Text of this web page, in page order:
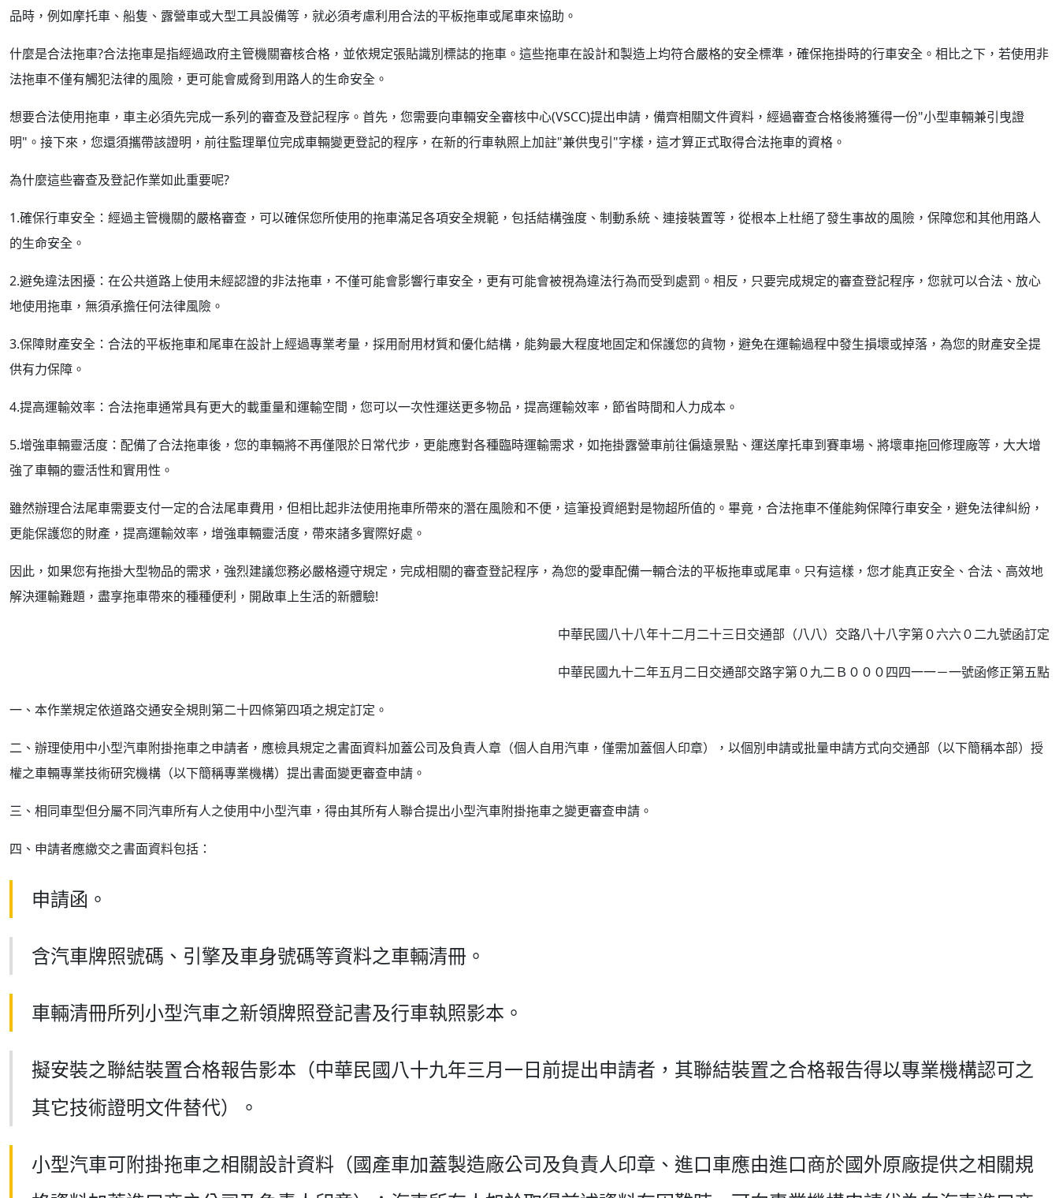
品時，例如摩托車、船隻、露營車或大型工具設備等，就必須考慮利用合法的平板拖車或尾車來協助。
什麼是合法拖車?合法拖車是指經過政府主管機關審核合格，並依規定張貼識別標誌的拖車。這些拖車在設計和製造上均符合嚴格的安全標準，確保拖掛時的行車安全。相比之下，若使用非
法拖車不僅有觸犯法律的風險，更可能會威脅到用路人的生命安全。
想要合法使用拖車，車主必須先完成一系列的審查及登記程序。首先，您需要向車輛安全審核中心(VSCC)提出申請，備齊相關文件資料，經過審查合格後將獲得一份"小型車輛兼引曳證
明"。接下來，您還須攜帶該證明，前往監理單位完成車輛變更登記的程序，在新的行車執照上加註"兼供曳引"字樣，這才算正式取得合法拖車的資格。
為什麼這些審查及登記作業如此重要呢?
1.確保行車安全：經過主管機關的嚴格審查，可以確保您所使用的拖車滿足各項安全規範，包括結構強度、制動系統、連接裝置等，從根本上杜絕了發生事故的風險，保障您和其他用路人
的生命安全。
2.避免違法困擾：在公共道路上使用未經認證的非法拖車，不僅可能會影響行車安全，更有可能會被視為違法行為而受到處罰。相反，只要完成規定的審查登記程序，您就可以合法、放心
地使用拖車，無須承擔任何法律風險。
3.保障財產安全：合法的平板拖車和尾車在設計上經過專業考量，採用耐用材質和優化結構，能夠最大程度地固定和保護您的貨物，避免在運輸過程中發生損壞或掉落，為您的財產安全提
供有力保障。
4.提高運輸效率：合法拖車通常具有更大的載重量和運輸空間，您可以一次性運送更多物品，提高運輸效率，節省時間和人力成本。
5.增強車輛靈活度：配備了合法拖車後，您的車輛將不再僅限於日常代步，更能應對各種臨時運輸需求，如拖掛露營車前往偏遠景點、運送摩托車到賽車場、將壞車拖回修理廠等，大大增
強了車輛的靈活性和實用性。
雖然辦理合法尾車需要支付一定的合法尾車費用，但相比起非法使用拖車所帶來的潛在風險和不便，這筆投資絕對是物超所值的。畢竟，合法拖車不僅能夠保障行車安全，避免法律糾紛，
更能保護您的財產，提高運輸效率，增強車輛靈活度，帶來諸多實際好處。
因此，如果您有拖掛大型物品的需求，強烈建議您務必嚴格遵守規定，完成相關的審查登記程序，為您的愛車配備一輛合法的平板拖車或尾車。只有這樣，您才能真正安全、合法、高效地
解決運輸難題，盡享拖車帶來的種種便利，開啟車上生活的新體驗!
中華民國八十八年十二月二十三日交通部（八八）交路八十八字第０六六０二九號函訂定
中華民國九十二年五月二日交通部交路字第０九二Ｂ０００四四一一－一號函修正第五點
一、本作業規定依道路交通安全規則第二十四條第四項之規定訂定。
二、辦理使用中小型汽車附掛拖車之申請者，應檢具規定之書面資料加蓋公司及負責人章（個人自用汽車，僅需加蓋個人印章），以個別申請或批量申請方式向交通部（以下簡稱本部）授
權之車輛專業技術研究機構（以下簡稱專業機構）提出書面變更審查申請。
三、相同車型但分屬不同汽車所有人之使用中小型汽車，得由其所有人聯合提出小型汽車附掛拖車之變更審查申請。
四、申請者應繳交之書面資料包括：
申請函。
含汽車牌照號碼、引擎及車身號碼等資料之車輛清冊。
車輛清冊所列小型汽車之新領牌照登記書及行車執照影本。
擬安裝之聯結裝置合格報告影本（中華民國八十九年三月一日前提出申請者，其聯結裝置之合格報告得以專業機構認可之
其它技術證明文件替代）。
小型汽車可附掛拖車之相關設計資料（國產車加蓋製造廠公司及負責人印章、進口車應由進口商於國外原廠提供之相關規